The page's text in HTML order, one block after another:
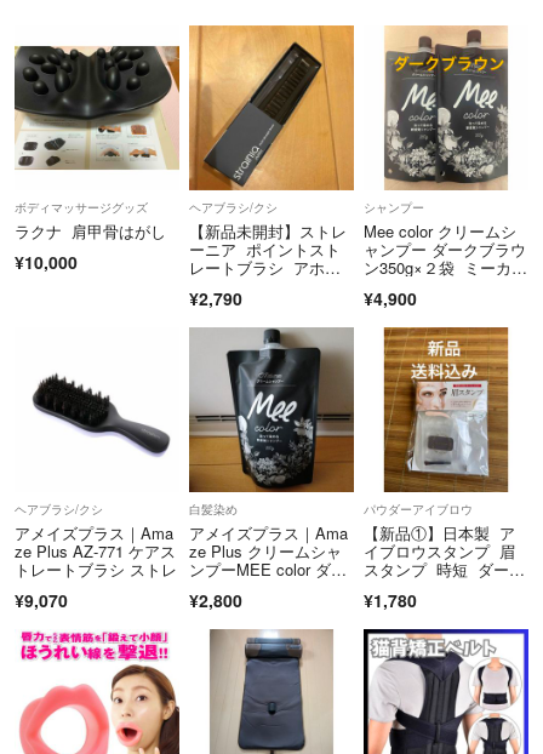
ボディマッサージグッズ
ラクナ 肩甲骨はがし
¥10,000
ヘアブラシ/クシ
【新品未開封】ストレ
ーニア ポイントスト
レートブラシ アホ毛
¥2,790
シャンプー
Mee color クリームシ
ャンプー ダークブラウ
ン350g×２袋 ミーカラ
¥4,900
ヘアブラシ/クシ
アメイズプラス｜Ama
ze Plus AZ-771 ケアス
トレートブラシ ストレ
¥9,070
白髪染め
アメイズプラス｜Ama
ze Plus クリームシャ
ンプーMEE color ダ…
¥2,800
パウダーアイブロウ
【新品①】日本製 ア
イブロウスタンプ 眉
スタンプ 時短 ダーク
¥1,780